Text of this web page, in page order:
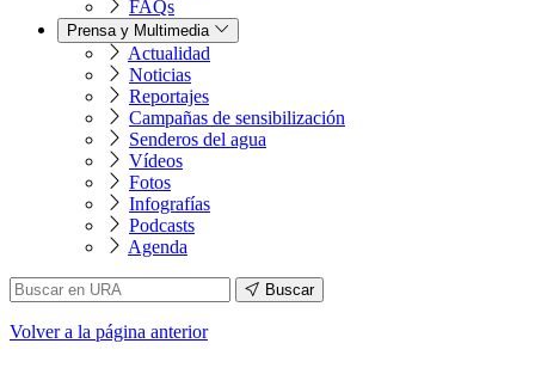
FAQs
Prensa y Multimedia
Actualidad
Noticias
Reportajes
Campañas de sensibilización
Senderos del agua
Vídeos
Fotos
Infografías
Podcasts
Agenda
Buscar
Volvera la página anterior